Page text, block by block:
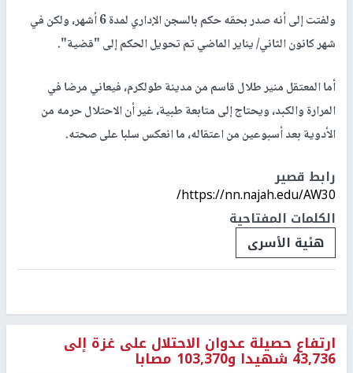
ولفتت إلى أنه صدر بحقه حكم بالسجن الإداري لمدة 6 أشهر، ولكن في
شهر كانون الثاني/ يناير الماضي تم تحويل الحكم إلى "قضية".
أما المعتقل منير طلال قاسم من مدينة طولكرم، فيعاني مرضا في
المرارة والكبد، ويحتاج إلى متابعة طبية، غير أن الاحتلال حرمه من
الأدوية بعد أسبوعين من اعتقاله، ما انعكس سلبا على صحته.
رابط قصير
https://nn.najah.edu/AW30/
الكلمات المفتاحية
هئية الأسرى
ارتفاع حصيلة عدوان الاحتلال على غزة إلى
43,736 شهيدا و103,370 مصابا